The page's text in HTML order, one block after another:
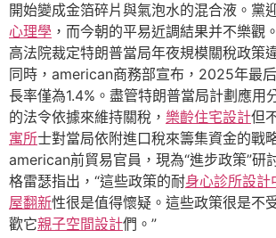
開始變成金箔碎片與氣泡水的混合液。黨
心理學 ，而今朝的平易近調結果并不樂觀
高法院裁定特朗普當局年夜規模關稅政策
同時，american商務部宣布，2025年最
長率僅為1.4%。盡管特朗普當局計劃應用
的法令依據來維持關稅， 樂齡住宅設計但
寓所士對當局依附進口稅來籌集資金的戰
american前貿易官員，現為“進步政策”研
格雷瑟指出，“這些政策的耐身心診所設計
屋翻新性很是值得懷疑。這些政策很是不
歡它親子空間設計們。”